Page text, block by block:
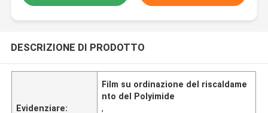
DESCRIZIONE DI PRODOTTO
Evidenziare:
Film su ordinazione del riscaldame
nto del Polyimide
,